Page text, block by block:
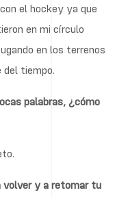
el hockey ya que
en mi círculo
en los terrenos
del tiempo.
palabras, ¿cómo
volver y a retomar tu